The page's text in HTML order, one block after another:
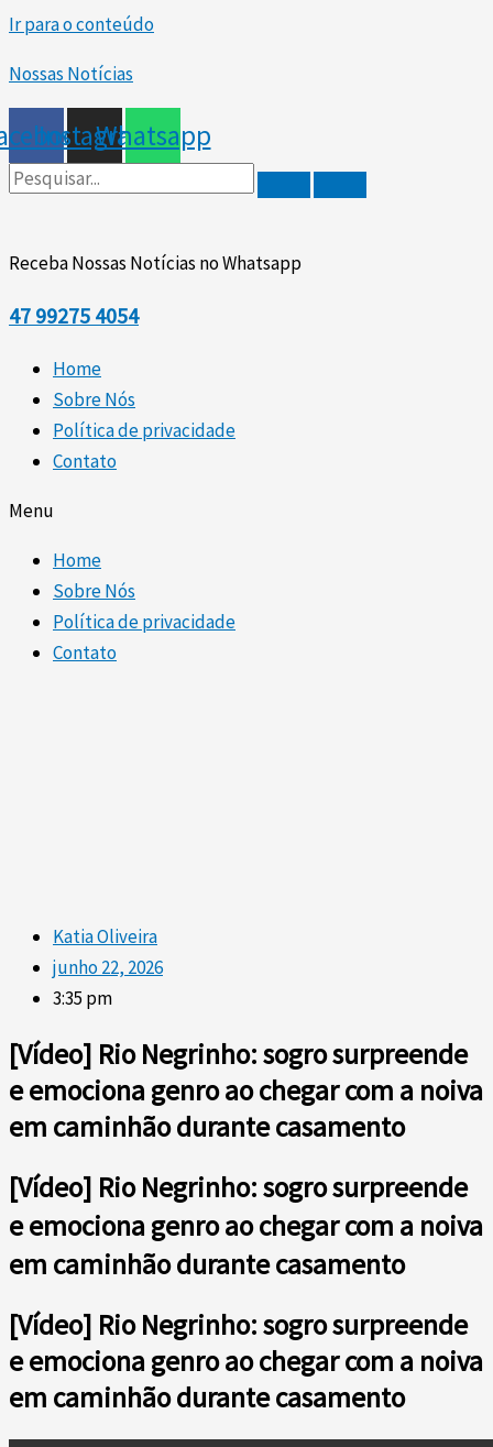
Ir para o conteúdo
Nossas Notícias
InstagramWhatsapp
Receba Nossas Notícias no Whatsapp
47 99275 4054
Home
Sobre Nós
Política de privacidade
Contato
Menu
Home
Sobre Nós
Política de privacidade
Contato
Katia Oliveira
junho 22, 2026
3:35 pm
[Vídeo] Rio Negrinho: sogro surpreende
e emociona genro ao chegar com a noiva
em caminhão durante casamento
[Vídeo] Rio Negrinho: sogro surpreende
e emociona genro ao chegar com a noiva
em caminhão durante casamento
[Vídeo] Rio Negrinho: sogro surpreende
e emociona genro ao chegar com a noiva
em caminhão durante casamento